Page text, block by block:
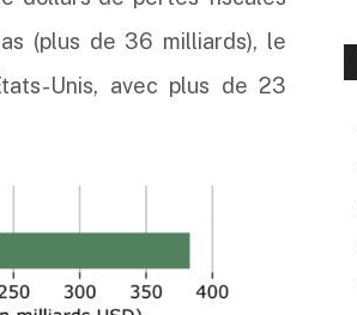
(plus de 36 milliards), le
Unis, avec plus de 23